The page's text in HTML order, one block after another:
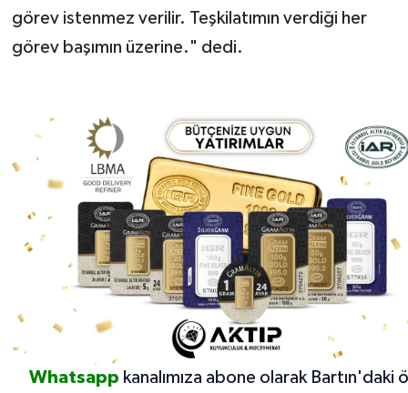
görev istenmez verilir. Teşkilatımın verdiği her
görev başımın üzerine." dedi.
Whatsapp kanalımıza abone olarak Bartın'daki